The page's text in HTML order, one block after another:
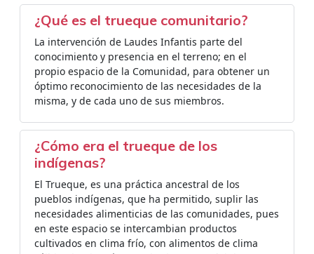
¿Qué es el trueque comunitario?
La intervención de Laudes Infantis parte del
conocimiento y presencia en el terreno; en el
propio espacio de la Comunidad, para obtener un
óptimo reconocimiento de las necesidades de la
misma, y de cada uno de sus miembros.
¿Cómo era el trueque de los
indígenas?
El Trueque, es una práctica ancestral de los
pueblos indígenas, que ha permitido, suplir las
necesidades alimenticias de las comunidades, pues
en este espacio se intercambian productos
cultivados en clima frío, con alimentos de clima